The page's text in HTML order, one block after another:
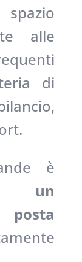
alle
di
è
un